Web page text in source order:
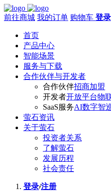
前往商城 我的订单 购物车 登录
首页
产品中心
智能场景
服务与下载
合作伙伴与开发者
合作伙伴招商加盟
开发者开放平台物
SaaS服务AI数字智
萤石资讯
关于萤石
投资者关系
了解萤石
发展历程
社会责任
登录/注册